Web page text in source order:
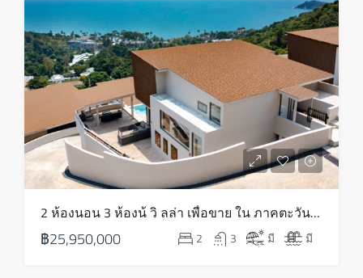
เสาร์
15
ส.ค.
อาทิตย์
16
ส.ค.
17
ส.ค.
2 ห้องนอน 3 ห้องน้ วิ ลล่า เพื่อขาย ใน ภาคตะวันออกเฉียงเหนือ – HS0819
฿25,950,000 2 3 มี มี